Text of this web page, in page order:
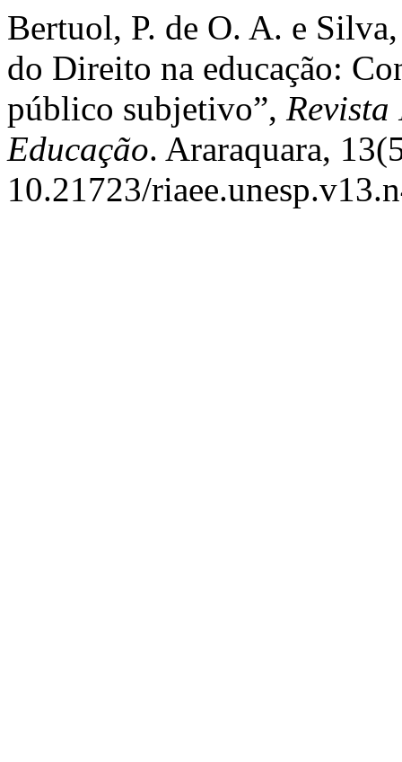
Bertuol, P. de O. A. e
do Direito na educação:
público subjetivo”, Revista
Educação. Araraquara,
10.21723/